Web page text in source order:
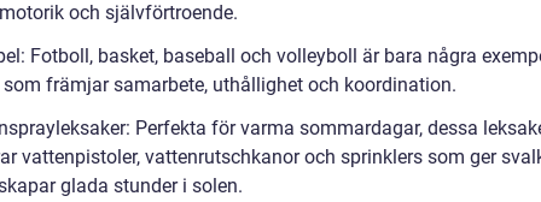
och självförtroende.
Fotboll, basket, baseball och volleyboll är bara några
främjar samarbete, uthållighet och koordination.
Perfekta för varma sommardagar, dessa
vattenpistoler, vattenrutschkanor och sprinklers som ger
glada stunder i solen.